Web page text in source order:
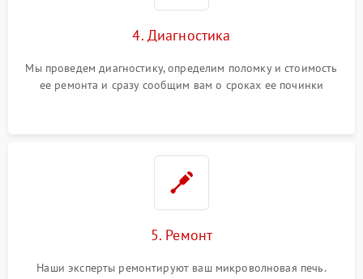
4. Диагностика
Мы проведем диагностику, определим поломку и стоимость
ее ремонта и сразу сообщим вам о сроках ее починки
5. Ремонт
Наши эксперты ремонтируют ваш микроволновая печь.